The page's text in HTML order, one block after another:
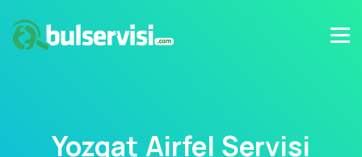
Yozgat Airfel Servisi